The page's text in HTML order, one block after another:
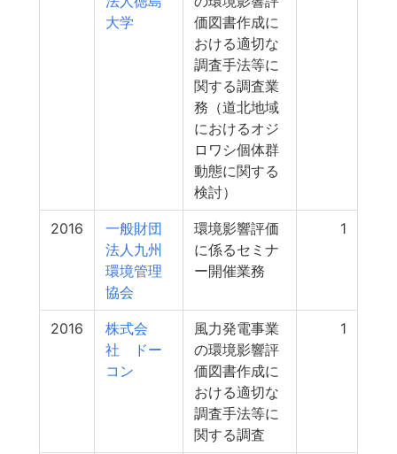
大学
価図書作成に
おける適切な
調査手法等に
関する調査業
務（道北地域
におけるオジ
ロワシ個体群
動態に関する
検討）
2016
一般財団
法人九州
環境管理
協会
環境影響評価
に係るセミナ
ー開催業務
1
2016
株式会
社 ドー
コン
風力発電事業
の環境影響評
価図書作成に
おける適切な
調査手法等に
関する調査
1